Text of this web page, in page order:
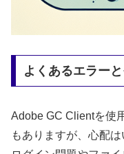
よくあるエラー
Adobe GC Clientを使
もありますが、心配